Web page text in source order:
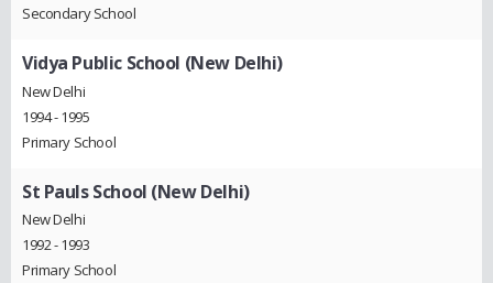
Secondary School
Vidya Public School (New Delhi)
New Delhi
1994 - 1995
Primary School
St Pauls School (New Delhi)
New Delhi
1992 - 1993
Primary School